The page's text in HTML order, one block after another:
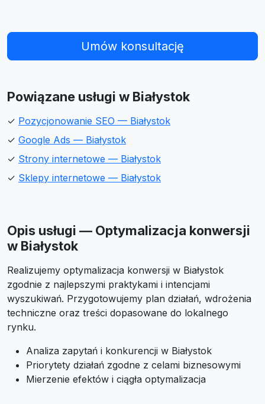
Umów konsultację
Powiązane usługi w Białystok
✓ Pozycjonowanie SEO — Białystok
✓ Google Ads — Białystok
✓ Strony internetowe — Białystok
✓ Sklepy internetowe — Białystok
Opis usługi — Optymalizacja konwersji
w Białystok
Realizujemy optymalizacja konwersji w Białystok
zgodnie z najlepszymi praktykami i intencjami
wyszukiwań. Przygotowujemy plan działań, wdrożenia
techniczne oraz treści dopasowane do lokalnego
rynku.
Analiza zapytań i konkurencji w Białystok
Priorytety działań zgodne z celami biznesowymi
Mierzenie efektów i ciągła optymalizacja